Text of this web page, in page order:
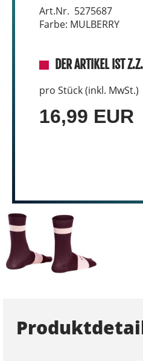
Art.Nr. 5275687
Farbe: MULBERRY
DER ARTIKEL IST
pro Stück (inkl. MwSt.)
16,99 EUR